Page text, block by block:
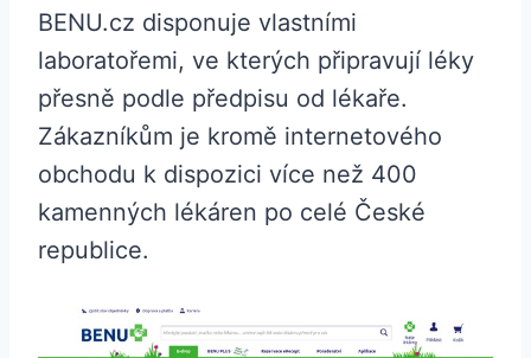
BENU.cz disponuje vlastními
laboratořemi, ve kterých připravují léky
přesně podle předpisu od lékaře.
Zákazníkům je kromě internetového
obchodu k dispozici více než 400
kamenných lékáren po celé České
republice.